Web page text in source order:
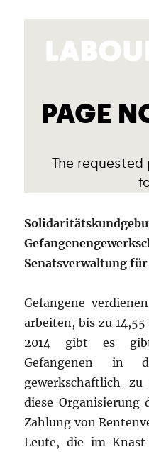
Senatsverwaltung
Gefangene
arbeiten, bis zu
2014 gibt es
Gefangenen in
gewerkschaftlich
diese
Zahlung von
Leute, die im Knast